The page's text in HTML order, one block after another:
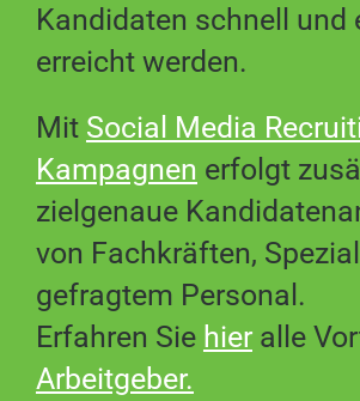
Kandidaten schnell und
erreicht werden.
Mit Social Media
Kampagnen erfolgt
zielgenaue
von Fachkräften,
gefragtem Personal.
Erfahren Sie hieralle
Arbeitgeber.